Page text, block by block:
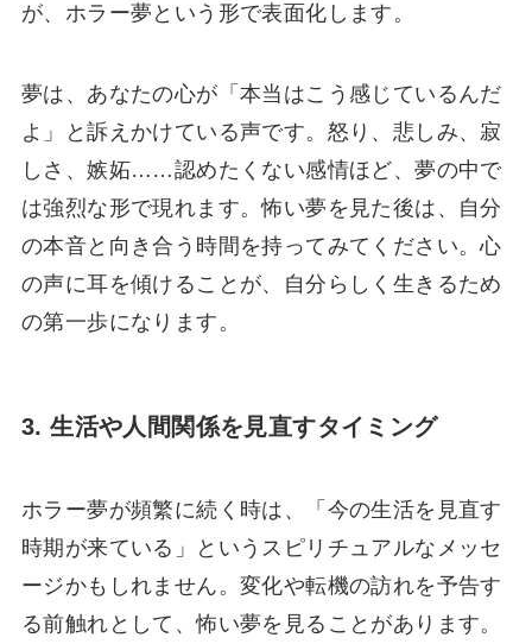
が、ホラー夢という形で表面化します。
夢は、あなたの心が「本当はこう感じているんだ
よ」と訴えかけている声です。怒り、悲しみ、寂
しさ、嫉妬……認めたくない感情ほど、夢の中で
は強烈な形で現れます。怖い夢を見た後は、自分
の本音と向き合う時間を持ってみてください。心
の声に耳を傾けることが、自分らしく生きるため
の第一歩になります。
3. 生活や人間関係を見直すタイミング
ホラー夢が頻繁に続く時は、「今の生活を見直す
時期が来ている」というスピリチュアルなメッセ
ージかもしれません。変化や転機の訪れを予告す
る前触れとして、怖い夢を見ることがあります。